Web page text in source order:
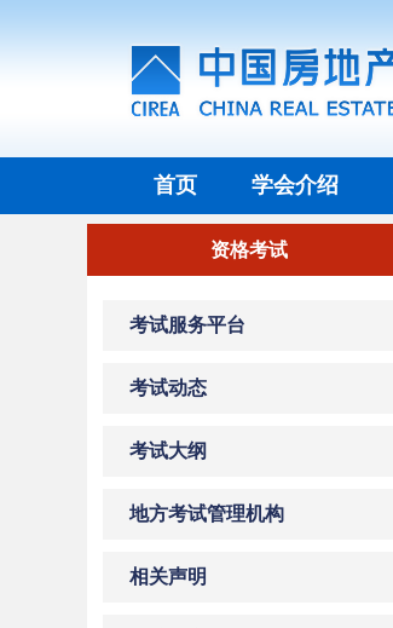
首页 学会介绍
资格考试
考试服务平台
考试动态
考试大纲
地方考试管理机构
相关声明